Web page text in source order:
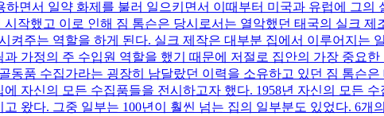
면서 일약 화제를 불러 일으키면서 이때부터 미국과 유럽에 그의
작했고 이로 인해 짐 톰슨은 당시로서는 열악했던 태국의 실크 제
주는 역할을 하게 된다. 실크 제작은 대부분 집에서 이루어지는
가정의 주 수입원 역할을 했기 때문에 저절로 집안의 가장 중요
품 수집가라는 굉장히 남달랐던 이력을 소유하고 있던 짐 톰슨
자신의 모든 수집품들을 전시하고자 했다. 1958년 자신의 모든
왔다. 그중 일부는 100년이 훨씬 넘는 집의 일부분도 있었다. 6개